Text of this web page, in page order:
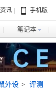
资讯 手机版
笔记本
外设 > 评测